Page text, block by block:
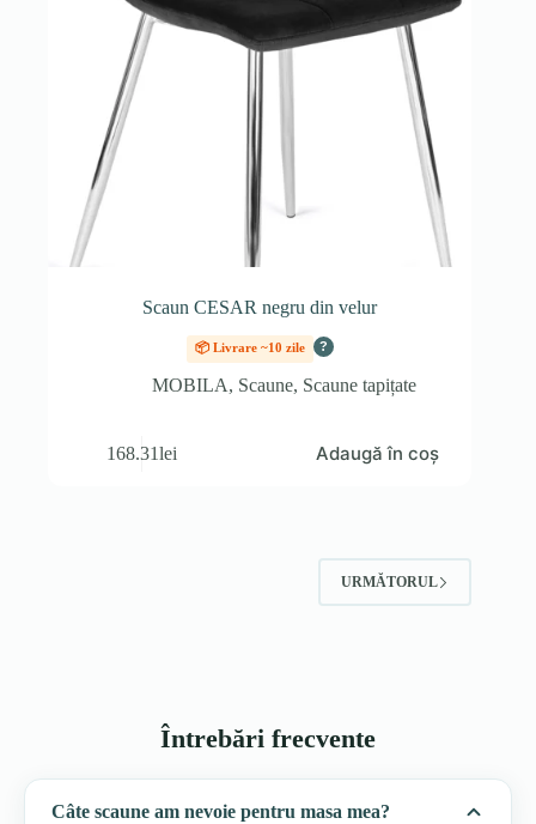
Scaun CESAR negru din velur
📦 Livrare ~10 zile ?
MOBILA, Scaune, Scaune tapițate
168.31lei Adaugă în coș
URMĂTORUL
Întrebări frecvente
Câte scaune am nevoie pentru masa mea?